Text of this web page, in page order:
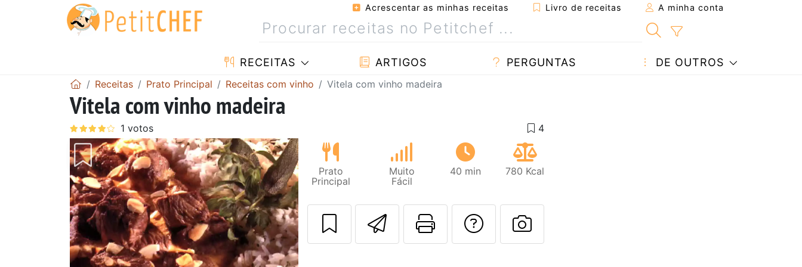
Acrescentar as minhas receitas Livro de receitas A minha conta
RECEITAS ARTIGOS PERGUNTAS DE OUTROS
Receitas Prato Principal Receitas com vinho Vitela com vinho madeira
Vitela com vinho madeira
Prato
Principal
Muito
Fácil
40 min 780 Kcal
Enviar esta receita a um amigo
Imprima esta página
Falar com o autor da receita
Fez esta receita? Compartilhe